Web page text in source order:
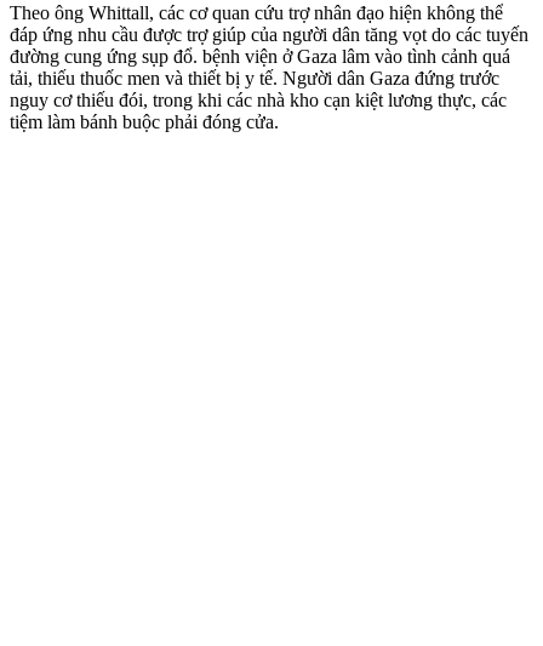
Theo ông Whittall, các cơ quan cứu trợ nhân đạo hiện không thể
đáp ứng nhu cầu được trợ giúp của người dân tăng vọt do các tuyến
đường cung ứng sụp đổ. bệnh viện ở Gaza lâm vào tình cảnh quá
tải, thiếu thuốc men và thiết bị y tế. Người dân Gaza đứng trước
nguy cơ thiếu đói, trong khi các nhà kho cạn kiệt lương thực, các
tiệm làm bánh buộc phải đóng cửa.